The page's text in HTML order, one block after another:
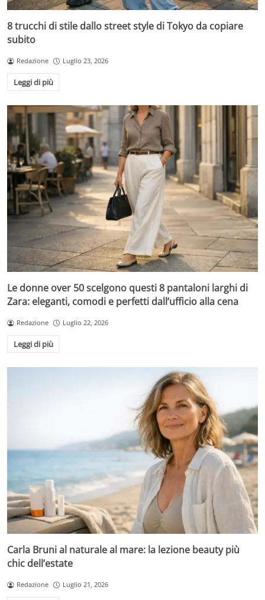
8 trucchi di stile dallo street style di Tokyo da copiare
subito
Redazione Luglio 23, 2026
Leggi di più
Le donne over 50 scelgono questi 8 pantaloni larghi di
Zara: eleganti, comodi e perfetti dall’ufficio alla cena
Redazione Luglio 22, 2026
Leggi di più
Carla Bruni al naturale al mare: la lezione beauty più
chic dell’estate
Redazione Luglio 21, 2026